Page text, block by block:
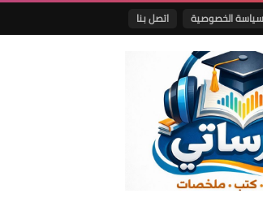
سياسة الخصوصية اتصل بنا